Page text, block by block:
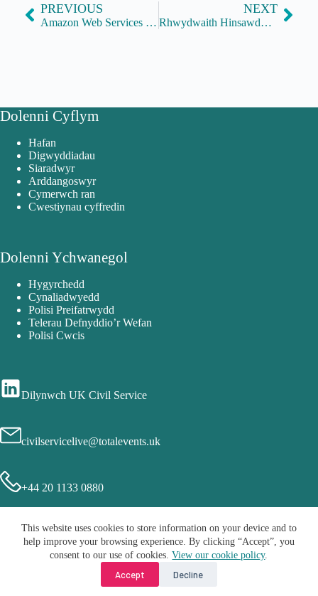
This website uses cookies to store information on your device and to
help improve your browsing experience. By clicking “Accept”, you
consent to our use of cookies.View our cookie policy.
Accept Decline
PREVIOUS
Amazon Web Services (AWS)
NEXT
Rhwydwaith Hinsawdd + Amgylchedd y Gwasanaeth Sifil
Dolenni Cyflym
Hafan
Digwyddiadau
Siaradwyr
Arddangoswyr
Cymerwch ran
Cwestiynau cyffredin
Dolenni Ychwanegol
Hygyrchedd
Cynaliadwyedd
Polisi Preifatrwydd
Telerau Defnyddio’r Wefan
Polisi Cwcis
Dilynwch UK Civil Service
civilservicelive@totalevents.uk
+44 20 1133 0880